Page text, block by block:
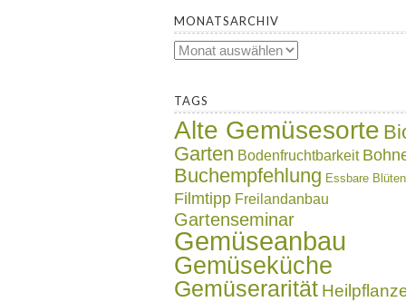
MONATSARCHIV
Monatsarchiv
TAGS
Alte Gemüsesorte
Garten Bodenfruchtbarkeit
Buchempfehlung Essbare Blüten
Filmtipp Freilandanbau
Gartenseminar
Gemüseanbau
Gemüseküche
Gemüserarität